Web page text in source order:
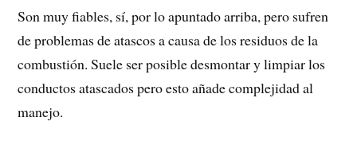
Son muy fiables, sí, por lo apuntado arriba, pero sufren
de problemas de atascos a causa de los residuos de la
combustión. Suele ser posible desmontar y limpiar los
conductos atascados pero esto añade complejidad al
manejo.